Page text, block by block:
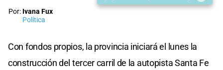
Por: Ivana Fux
Política
Con fondos propios, la provincia iniciará el lunes la
construcción del tercer carril de la autopista Santa Fe